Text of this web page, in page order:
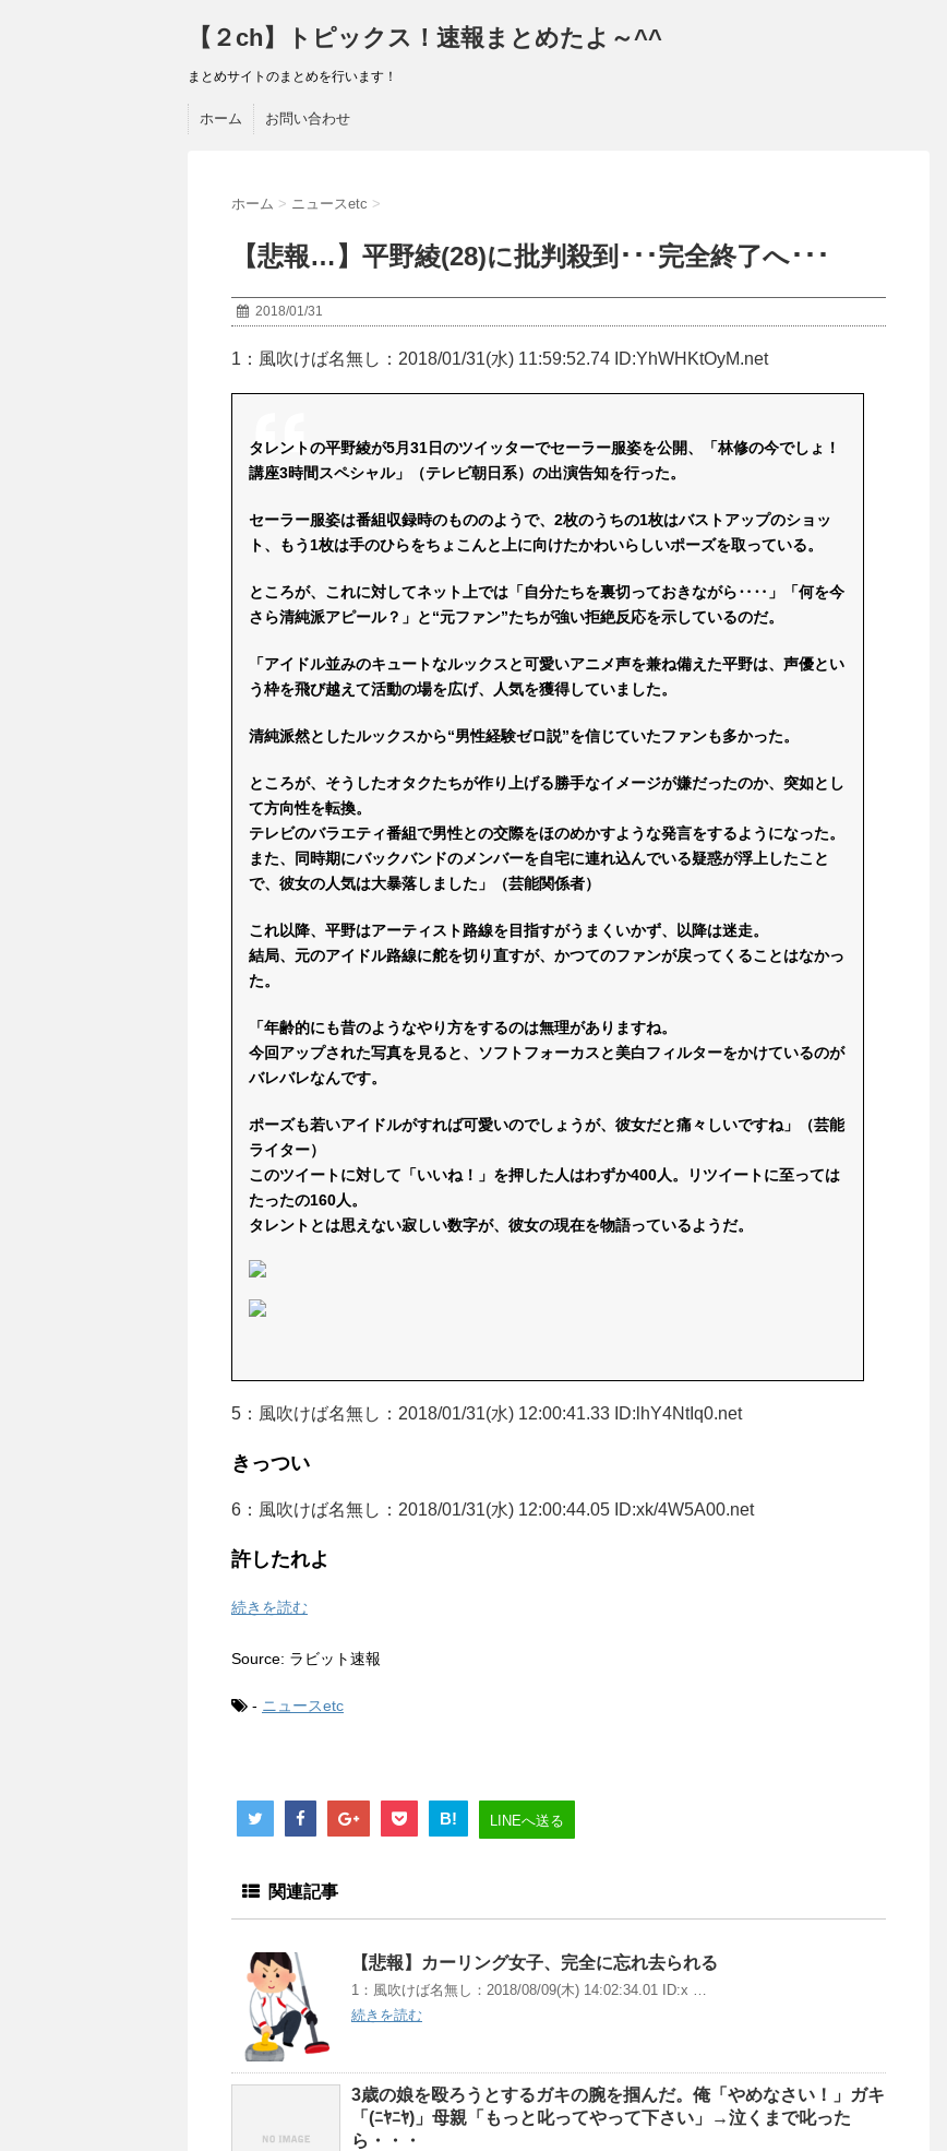
【２ch】トピックス！速報まとめたよ～^^
まとめサイトのまとめを行います！
ホーム お問い合わせ
ホーム > ニュースetc >
【悲報…】平野綾(28)に批判殺到･･･完全終了へ･･･
2018/01/31
1： 風吹けば名無し ：2018/01/31(水) 11:59:52.74 ID:YhWHKtOyM.net
タレントの平野綾が5月31日のツイッターでセーラー服姿を公開、「林修の今でしょ！
講座3時間スペシャル」（テレビ朝日系）の出演告知を行った。
セーラー服姿は番組収録時のもののようで、2枚のうちの1枚はバストアップのショッ
ト、もう1枚は手のひらをちょこんと上に向けたかわいらしいポーズを取っている。
ところが、これに対してネット上では「自分たちを裏切っておきながら‥‥」「何を今
さら清純派アピール？」と“元ファン”たちが強い拒絶反応を示しているのだ。
「アイドル並みのキュートなルックスと可愛いアニメ声を兼ね備えた平野は、声優とい
う枠を飛び越えて活動の場を広げ、人気を獲得していました。
清純派然としたルックスから“男性経験ゼロ説”を信じていたファンも多かった。
ところが、そうしたオタクたちが作り上げる勝手なイメージが嫌だったのか、突如とし
て方向性を転換。
テレビのバラエティ番組で男性との交際をほのめかすような発言をするようになった。
また、同時期にバックバンドのメンバーを自宅に連れ込んでいる疑惑が浮上したこと
で、彼女の人気は大暴落しました」（芸能関係者）
これ以降、平野はアーティスト路線を目指すがうまくいかず、以降は迷走。
結局、元のアイドル路線に舵を切り直すが、かつてのファンが戻ってくることはなかっ
た。
「年齢的にも昔のようなやり方をするのは無理がありますね。
今回アップされた写真を見ると、ソフトフォーカスと美白フィルターをかけているのが
バレバレなんです。
ポーズも若いアイドルがすれば可愛いのでしょうが、彼女だと痛々しいですね」（芸能
ライター）
このツイートに対して「いいね！」を押した人はわずか400人。リツイートに至っては
たったの160人。
タレントとは思えない寂しい数字が、彼女の現在を物語っているようだ。
5： 風吹けば名無し ：2018/01/31(水) 12:00:41.33 ID:lhY4NtIq0.net
きっつい
6： 風吹けば名無し ：2018/01/31(水) 12:00:44.05 ID:xk/4W5A00.net
許したれよ
続きを読む
Source: ラビット速報
- ニュースetc
B! LINEへ送る
関連記事
【悲報】カーリング女子、完全に忘れ去られる
1：風吹けば名無し：2018/08/09(木) 14:02:34.01 ID:x …
続きを読む
3歳の娘を殴ろうとするガキの腕を掴んだ。俺「やめなさい！」ガキ
「(ﾆﾔﾆﾔ)」母親「もっと叱ってやって下さい」→泣くまで叱った
ら・・・